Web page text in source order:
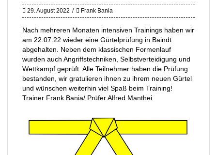
29. August 2022 Frank Bania
Nach mehreren Monaten intensiven Trainings haben wir
am 22.07.22 wieder eine Gürtelprüfung in Baindt
abgehalten. Neben dem klassischen Formenlauf
wurden auch Angriffstechniken, Selbstverteidigung und
Wettkampf geprüft. Alle Teilnehmer haben die Prüfung
bestanden, wir gratulieren ihnen zu ihrem neuen Gürtel
und wünschen weiterhin viel Spaß beim Training!
Trainer Frank Bania/ Prüfer Alfred Manthei